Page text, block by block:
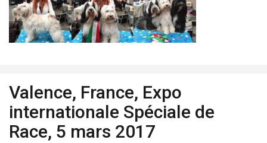
Valence, France, Expo
internationale Spéciale de
Race, 5 mars 2017